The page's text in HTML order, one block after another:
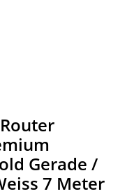
Gerade /
7 Meter